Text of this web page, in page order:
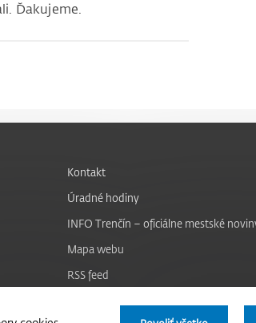
Ďakujeme.
Kontakt
Úradné hodiny
INFO Trenčín – oficiálne mestské
Mapa webu
RSS feed